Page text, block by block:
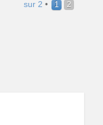
sur 2 • 1 2